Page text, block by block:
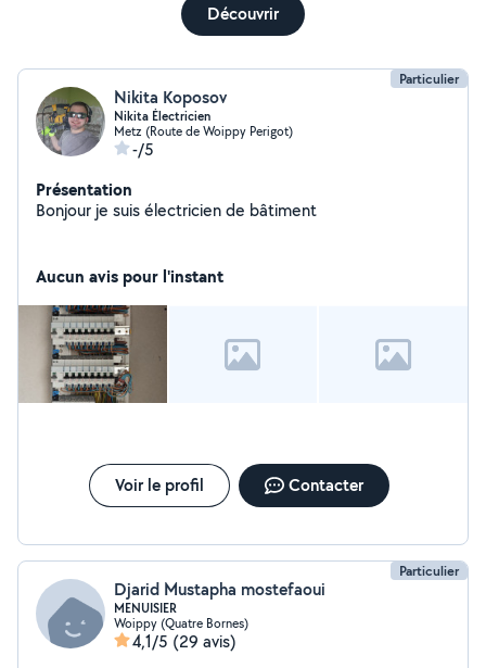
Découvrir
Particulier
Nikita Koposov
Nikita Électricien
Metz (Route de Woippy Perigot)
-/5
Présentation
Bonjour je suis électricien de bâtiment
Aucun avis pour l'instant
Voir le profil Contacter
Particulier
Djarid Mustapha mostefaoui
MENUISIER
Woippy (Quatre Bornes)
4,1/5 (29 avis)